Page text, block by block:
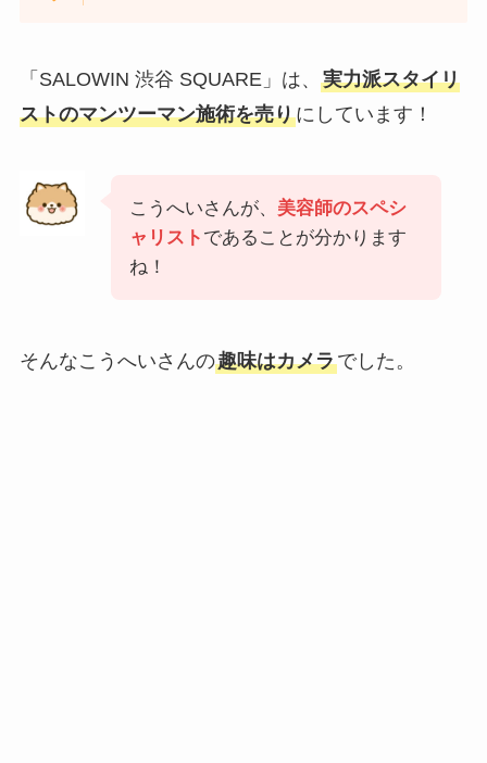
「SALOWIN 渋谷 SQUARE」は、 実力派スタイリ
ストのマンツーマン施術を売りにしています！
こうへいさんが、 美容師のスペシ
ャリスト であることが分かります
ね！
そんなこうへいさんの趣味はカメラでした。